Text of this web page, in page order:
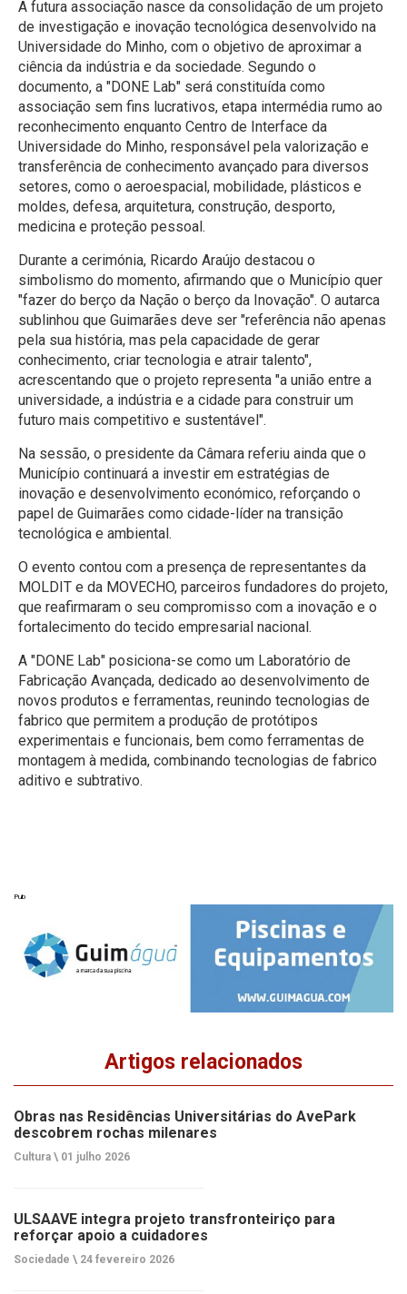
A futura associação nasce da consolidação de um projeto
de investigação e inovação tecnológica desenvolvido na
Universidade do Minho, com o objetivo de aproximar a
ciência da indústria e da sociedade. Segundo o
documento, a "DONE Lab" será constituída como
associação sem fins lucrativos, etapa intermédia rumo ao
reconhecimento enquanto Centro de Interface da
Universidade do Minho, responsável pela valorização e
transferência de conhecimento avançado para diversos
setores, como o aeroespacial, mobilidade, plásticos e
moldes, defesa, arquitetura, construção, desporto,
medicina e proteção pessoal.
Durante a cerimónia, Ricardo Araújo destacou o
simbolismo do momento, afirmando que o Município quer
"fazer do berço da Nação o berço da Inovação". O autarca
sublinhou que Guimarães deve ser "referência não apenas
pela sua história, mas pela capacidade de gerar
conhecimento, criar tecnologia e atrair talento",
acrescentando que o projeto representa "a união entre a
universidade, a indústria e a cidade para construir um
futuro mais competitivo e sustentável".
Na sessão, o presidente da Câmara referiu ainda que o
Município continuará a investir em estratégias de
inovação e desenvolvimento económico, reforçando o
papel de Guimarães como cidade-líder na transição
tecnológica e ambiental.
O evento contou com a presença de representantes da
MOLDIT e da MOVECHO, parceiros fundadores do projeto,
que reafirmaram o seu compromisso com a inovação e o
fortalecimento do tecido empresarial nacional.
A "DONE Lab" posiciona-se como um Laboratório de
Fabricação Avançada, dedicado ao desenvolvimento de
novos produtos e ferramentas, reunindo tecnologias de
fabrico que permitem a produção de protótipos
experimentais e funcionais, bem como ferramentas de
montagem à medida, combinando tecnologias de fabrico
aditivo e subtrativo.
Pub
Artigos relacionados
Obras nas Residências Universitárias do AvePark
descobrem rochas milenares
Cultura \ 01 julho 2026
ULSAAVE integra projeto transfronteiriço para
reforçar apoio a cuidadores
Sociedade \ 24 fevereiro 2026